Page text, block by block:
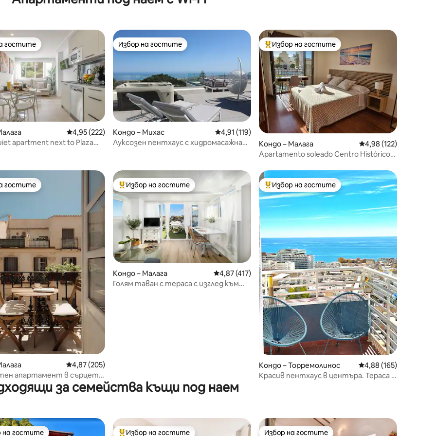
5, 237 отзива
гостите
гостите
Средна оценка: 4,95 от 5, 222 отзива
4,95 (222)
apartment next to Plaza
Избор на гостите
Избор на гостите
Кондо – Михас Средна оценка: 4,91 от 5, 119 отзива
4,91 (119)
Луксозен пентхаус с хидромасажна
Най-популярен избор на гостите
Избор на гостите
Кондо – Малага Средна оценка: 4,98
4,98 (122)
Apartamento soleado Centro Histórico
5, 456 отзива
гостите
гостите
Средна оценка: 4,87 от 5, 205 отзива
4,87 (205)
апартамент в сърцето
Най-популярен избор на гостите
Избор на гостите
Кондо – Малага Средна оценка: 4,87 от 5, 417 отзива
4,87 (417)
Голям таван с тераса с изглед към
Най-популярен избор на гостите
Избор на гостите
Кондо – Торремолинос Средна оценка: 4,88
4,88 (165)
Красив пентхаус в центъра. Тераса с
за семейства къщи под наем
на гостите Избор на гостите Избор на гостите